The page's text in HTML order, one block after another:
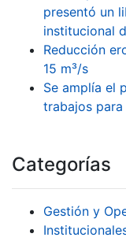
presentó un
institucional
Reducción
15 m³/s
Se amplía el
trabajos
Categorías
Gestión y